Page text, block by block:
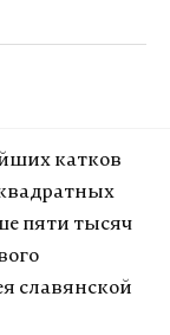
катков
пяти тысяч
славянской